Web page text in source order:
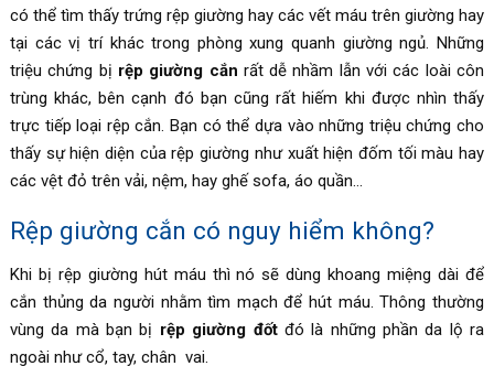
có thể tìm thấy trứng rệp giường hay các vết máu trên giường hay
tại các vị trí khác trong phòng xung quanh giường ngủ. Những
triệu chứng bị rệp giường cắn rất dễ nhầm lẫn với các loài côn
trùng khác, bên cạnh đó bạn cũng rất hiếm khi được nhìn thấy
trực tiếp loại rệp cắn. Bạn có thể dựa vào những triệu chứng cho
thấy sự hiện diện của rệp giường như xuất hiện đốm tối màu hay
các vệt đỏ trên vải, nệm, hay ghế sofa, áo quần…
Rệp giường cắn có nguy hiểm không?
Khi bị rệp giường hút máu thì nó sẽ dùng khoang miệng dài để
cắn thủng da người nhằm tìm mạch để hút máu. Thông thường
vùng da mà bạn bị rệp giường đốtđó là những phần da lộ ra
ngoài như cổ, tay, chân vai.